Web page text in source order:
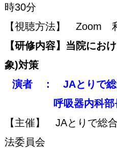
時30分
【視聴方法】 Zoom
【研修内容】当院にお
象)対策
演者 ： JAとりで総
呼吸器内科部長
【主催】 JAとりで総
法委員会